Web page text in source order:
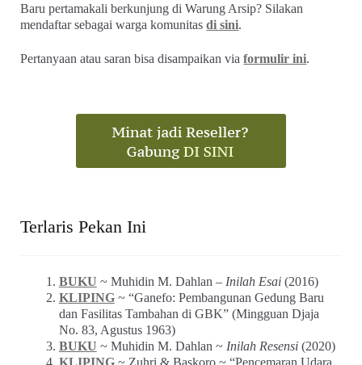
Baru pertamakali berkunjung di Warung Arsip? Silakan
mendaftar sebagai warga komunitasdi sini.
Pertanyaan atau saran bisa disampaikan viaformulir ini.
Terlaris Pekan Ini
BUKU ~ Muhidin M. Dahlan – Inilah Esai(2016)
KLIPING~ “Ganefo: Pembangunan Gedung Baru
dan Fasilitas Tambahan di GBK” (Mingguan Djaja
No. 83, Agustus 1963)
BUKU ~ Muhidin M. Dahlan ~ Inilah Resensi(2020)